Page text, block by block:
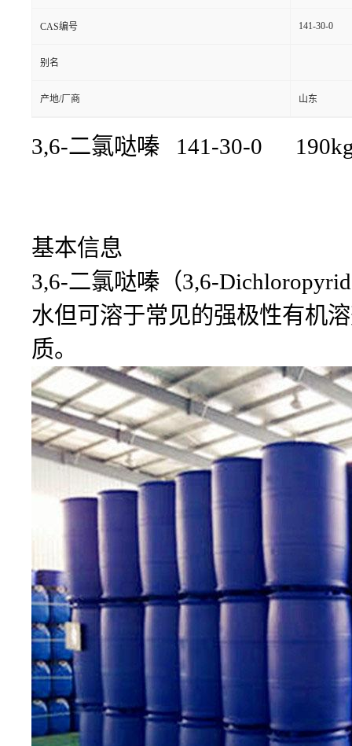
CAS编号 141-30-0
别名
产地/厂商 山东
3,6-二氯哒嗪 141-30-0
基本信息
3,6-二氯哒嗪（3,6-
水但可溶于常见的强极性有机
质。